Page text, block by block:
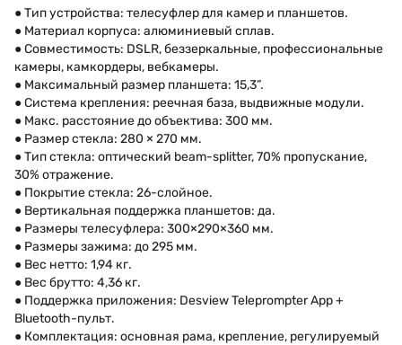
● Тип устройства: телесуфлер для камер и планшетов.
● Материал корпуса: алюминиевый сплав.
● Совместимость: DSLR, беззеркальные, профессиональные
камеры, камкордеры, вебкамеры.
● Максимальный размер планшета: 15,3”.
● Система крепления: реечная база, выдвижные модули.
● Макс. расстояние до объектива: 300 мм.
● Размер стекла: 280 × 270 мм.
● Тип стекла: оптический beam-splitter, 70% пропускание,
30% отражение.
● Покрытие стекла: 26-слойное.
● Вертикальная поддержка планшетов: да.
● Размеры телесуфлера: 300×290×360 мм.
● Размеры зажима: до 295 мм.
● Вес нетто: 1,94 кг.
● Вес брутто: 4,36 кг.
● Поддержка приложения: Desview Teleprompter App +
Bluetooth-пульт.
● Комплектация: основная рама, крепление, регулируемый